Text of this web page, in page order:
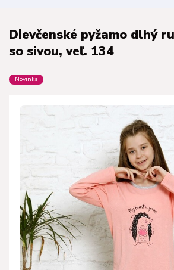
Dievčenské pyžamo dlhý
so sivou, veľ. 134
Novinka